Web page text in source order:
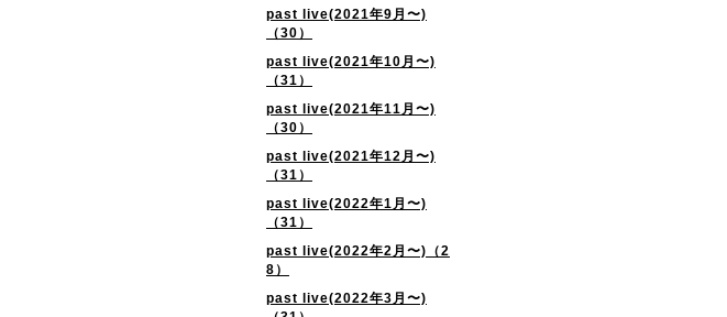
past live(2021年9月〜)
（30）
past live(2021年10月〜)
（31）
past live(2021年11月〜)
（30）
past live(2021年12月〜)
（31）
past live(2022年1月〜)
（31）
past live(2022年2月〜)（2
8）
past live(2022年3月〜)